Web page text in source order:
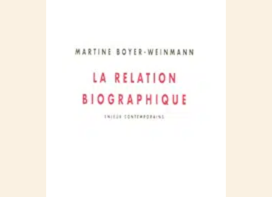
Les désarrois d’Alma Mater
Totem et Tabou: Proust contre Sainte-Beuve?
Portrait du biographe en Judas